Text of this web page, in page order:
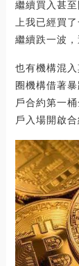
繼續買入甚
上我已經買了
繼續跌一波
也有機構混
圈機構借著
戶合約第一
戶入場開啟合